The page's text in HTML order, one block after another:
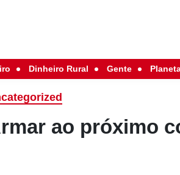
Dinheiro Rural Gente
ao próximo